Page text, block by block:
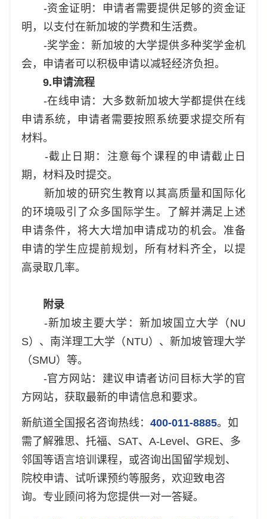
-资金证明：申请者需要提供足够的资金证
明，以支付在新加坡的学费和生活费。
-奖学金：新加坡的大学提供多种奖学金机
会，申请者可以积极申请以减轻经济负担。
9.申请流程
-在线申请：大多数新加坡大学都提供在线
申请系统，申请者需要按照系统要求提交所有
材料。
-截止日期：注意每个课程的申请截止日
期，材料及时提交。
新加坡的研究生教育以其高质量和国际化
的环境吸引了众多国际学生。了解并满足上述
申请条件，将大大增加申请成功的机会。准备
申请的学生应提前规划，所有材料齐全，以提
高录取几率。
附录
-新加坡主要大学：新加坡国立大学（NU
S）、南洋理工大学（NTU）、新加坡管理大学
（SMU）等。
-官方网站：建议申请者访问目标大学的官
方网站，获取最新的申请信息和要求。
新航道全国报名咨询热线： 400-011-8885。如
需了解雅思、托福、SAT、A-Level、GRE、多
邻国等语言培训课程，或咨询出国留学规划、
院校申请、试听课预约等服务，欢迎致电咨
询。专业顾问将为您提供一对一答疑。